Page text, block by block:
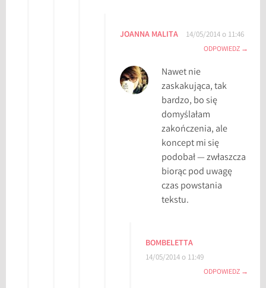
JOANNA MALITA 14/05/2014 o 11:46
ODPOWIEDZ
Nawet nie
zaskakująca, tak
bardzo, bo się
domyślałam
zakończenia, ale
koncept mi się
podobał — zwłaszcza
biorąc pod uwagę
czas powstania
tekstu.
BOMBELETTA
14/05/2014 o 11:49
ODPOWIEDZ